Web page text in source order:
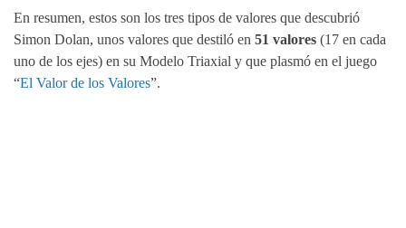
En resumen, estos son los tres tipos de valores que descubrió
Simon Dolan, unos valores que destiló en 51 valores (17 en cada
uno de los ejes) en su Modelo Triaxial y que plasmó en el juego
“El Valor de los Valores”.